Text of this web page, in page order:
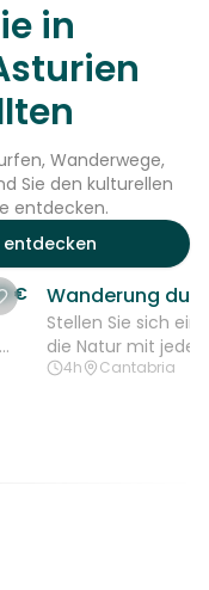
in
Wanderwege,
Sie den kulturellen
entdecken.
€
Stellen Sie sich
die Natur mit
erwacht, an dem
4h Cantabria